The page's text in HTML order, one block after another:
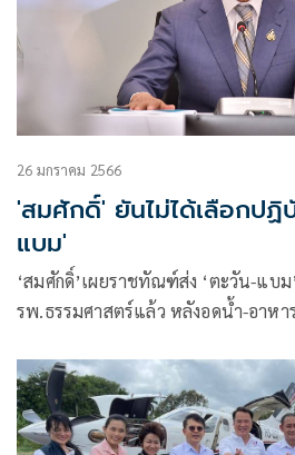
26 มกราคม 2566
'สมศักดิ์' ยันไม่ได้เลือกป
แบม'
‘สมศักดิ์’เผยราชทัณฑ์ส่ง ‘ตะวัน-แบ
รพ.ธรรมศาสตร์แล้ว หลังอดน้ำ-อาหา
มาตรฐานสากล